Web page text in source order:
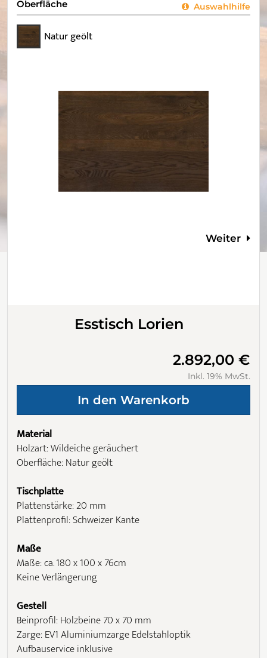
Oberfläche Auswahlhilfe
Natur geölt
Weiter
Esstisch Lorien
2.892,00 €
Inkl. 19% MwSt.
Material
Holzart: Wildeiche geräuchert
Oberfläche: Natur geölt
Tischplatte
Plattenstärke: 20 mm
Plattenprofil: Schweizer Kante
Maße
Maße: ca. 180 x 100 x 76cm
Keine Verlängerung
Gestell
Beinprofil: Holzbeine 70 x 70 mm
Zarge: EV1 Aluminiumzarge Edelstahloptik
Aufbauservice inklusive